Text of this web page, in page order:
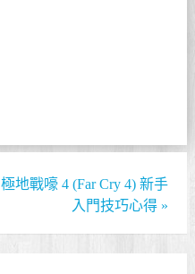
極地戰嚎 4 (Far Cry 4) 新手
入門技巧心得 »